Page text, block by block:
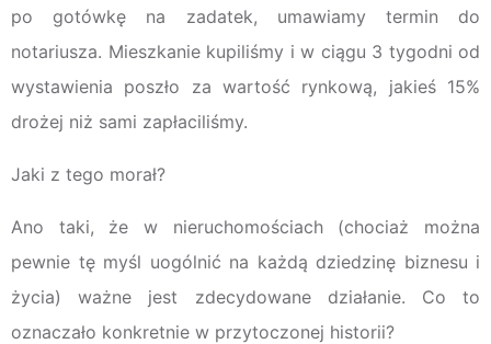
po gotówkę na zadatek, umawiamy termin do
notariusza. Mieszkanie kupiliśmy i w ciągu 3 tygodni od
wystawienia poszło za wartość rynkową, jakieś 15%
drożej niż sami zapłaciliśmy.
Jaki z tego morał?
Ano taki, że w nieruchomościach (chociaż można
pewnie tę myśl uogólnić na każdą dziedzinę biznesu i
życia) ważne jest zdecydowane działanie. Co to
oznaczało konkretnie w przytoczonej historii?